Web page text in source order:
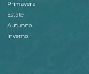
Primavera
Estate
Autunno
Inverno